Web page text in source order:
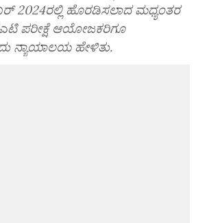
ಹೊರಡಿಸಲಾದ ಮಧ್ಯಂತರ
ಪರೀಕ್ಷೆ ಆಯೋಜಕರಿಗೂ
ನ್ಯಾಯಾಲಯ ಹೇಳಿತು.